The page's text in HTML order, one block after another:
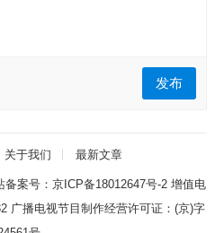
发布
关于我们 最新文章
备案号： 京ICP备18012647号-2增值电
广播电视节目制作经营许可证： (京)字